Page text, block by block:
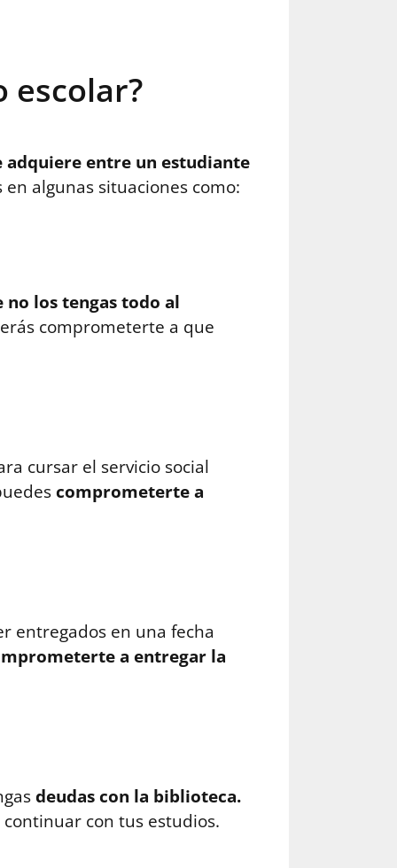
escolar?
adquiere entre un estudiante
algunas situaciones como:
no los tengas todo al
comprometerte a que
cursar el servicio social
comprometerte a
entregados en una fecha
a entregar la
deudas con la biblioteca.
con tus estudios.